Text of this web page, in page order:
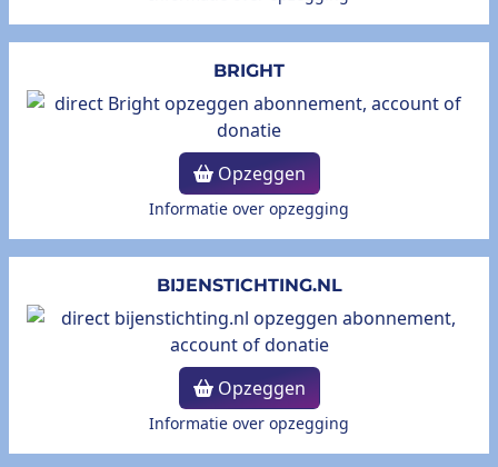
BRIGHT
Opzeggen
Informatie over opzegging
BIJENSTICHTING.NL
Opzeggen
Informatie over opzegging